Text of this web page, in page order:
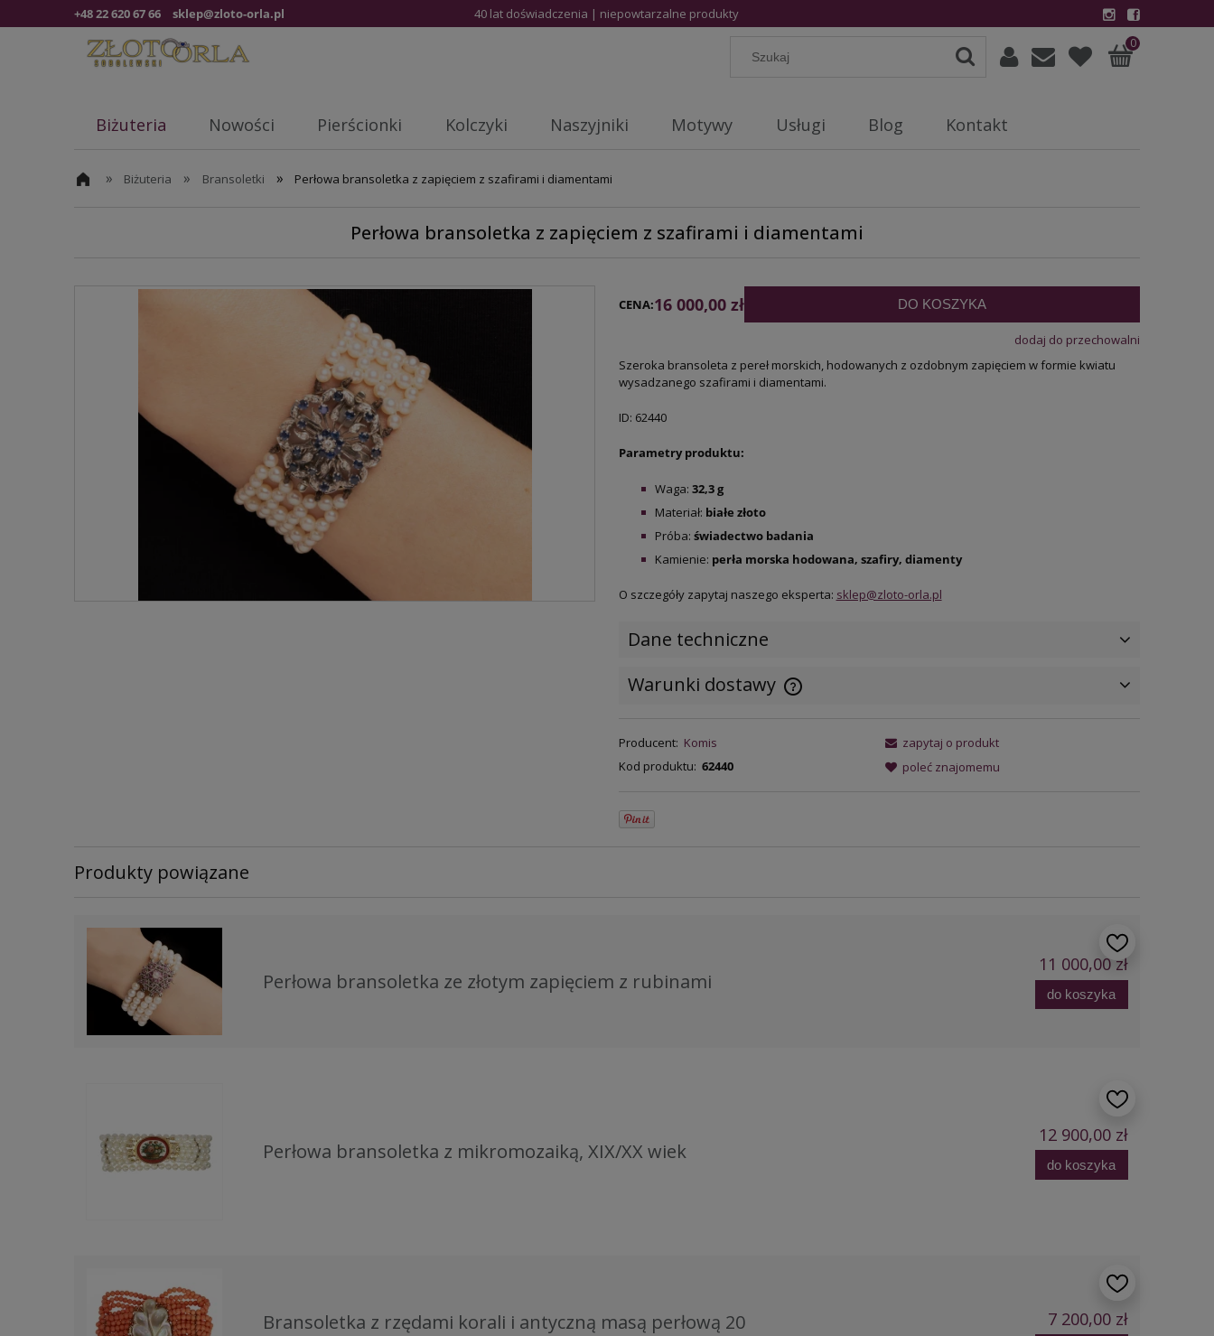
+48 22 620 67 66 sklep@zloto-orla.pl 40 lat doświadczenia | niepowtarzalne produkty
0
Biżuteria Nowości Pierścionki Kolczyki Naszyjniki Motywy Usługi Blog Kontakt
» Biżuteria » Bransoletki » Perłowa bransoletka z zapięciem z szafirami i diamentami
Perłowa bransoletka z zapięciem z szafirami i diamentami
CENA:16 000,00 zł DO KOSZYKA
dodaj do przechowalni
Szeroka bransoleta z pereł morskich, hodowanych z ozdobnym zapięciem w formie kwiatu
wysadzanego szafirami i diamentami.
ID: 62440
Parametry produktu:
Waga: 32,3g
Materiał: białe złoto
Próba: świadectwo badania
Kamienie: perła morska hodowana, szafiry, diamenty
O szczegóły zapytaj naszego eksperta: sklep@zloto-orla.pl
Dane techniczne
Warunki dostawy
kosztów płatności
Producent: Komis
Kod produktu: 62440
zapytaj o produkt
poleć znajomemu
Produkty powiązane
Perłowa bransoletka ze złotym zapięciem z rubinami
11 000,00 zł
do koszyka
Perłowa bransoletka z mikromozaiką, XIX/XX wiek
12 900,00 zł
do koszyka
Bransoletka z rzędami korali i antyczną masą perłową 20
7 200,00 zł